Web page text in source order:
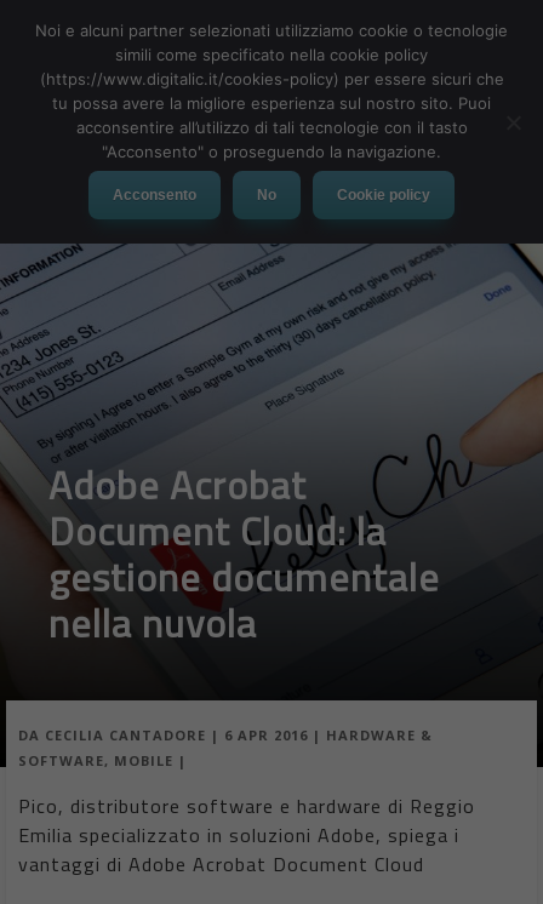
MENU
Adobe Acrobat
Document Cloud: la
gestione documentale
nella nuvola
DA CECILIA CANTADORE | 6 APR 2016 | HARDWARE &
SOFTWARE, MOBILE |
Pico, distributore software e hardware di Reggio
Emilia specializzato in soluzioni Adobe, spiega i
vantaggi di Adobe Acrobat Document Cloud
Noi e alcuni partner selezionati utilizziamo cookie o tecnologie
simili come specificato nella cookie policy
(https://www.digitalic.it/cookies-policy) per essere sicuri che
tu possa avere la migliore esperienza sul nostro sito. Puoi
acconsentire all’utilizzo di tali tecnologie con il tasto
"Acconsento" o proseguendo la navigazione.
Acconsento No Cookie policy